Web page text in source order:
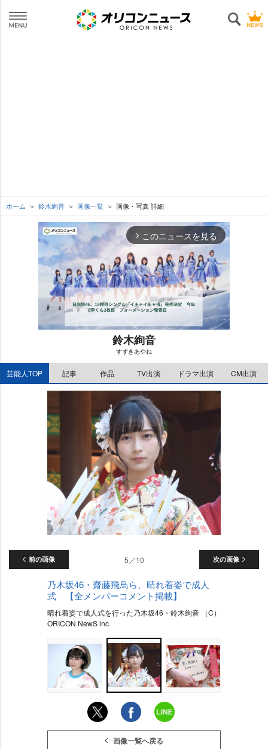
ホーム 鈴木絢音 画像一覧 画像・写真 詳細
arrow_forward_ios このニュースを見る
M
u
t
鈴木絢音
すずきあやね
芸能人TOP 記事 作品 TV出演 ドラマ出演 CM出演
前の画像 次の画像
5／10
乃木坂46・齋藤飛鳥ら、晴れ着姿で成人
式 【全メンバーコメント掲載】
晴れ着姿で成人式を行った乃木坂46・鈴木絢音 （C）
ORICON NewS inc.
画像一覧へ戻る